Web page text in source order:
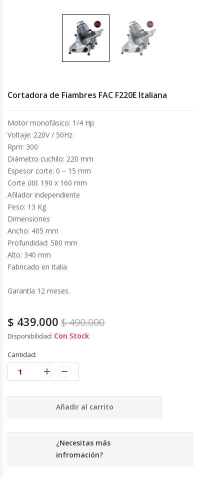
Encimeras Eléctricas
Congeladoras Tapa Dura
Congeladores Verticales
Coolers / Visicoolers
Cortadoras De Fiambre
Cortadoras De Huesos
Cutters
Dispensadores De Salsas
Exhibidoras De Productos Calientes
Expendedoras De Jugo
Exprimidor De Naranjas
Exprimidoras De Cítricos
Extractoras De Jugos
Fabricadoras De Hielo
Cortadora de Fiambres FAC F220E Italiana
Motor monofásico: 1/4 Hp
Voltaje: 220V / 50Hz
Rpm: 300
Diámetro cuchilo: 220 mm
Espesor corte: 0 – 15 mm
Corte útil: 190 x 160 mm
Afilador independiente
Peso: 13 Kg
Dimensiones
Ancho: 405 mm
Profundidad: 580 mm
Alto: 340 mm
Fabricado en Italia
Garantía 12 meses.
$490.000
$ 439.000
Disponibilidad: Con Stock
Cantidad:
Añadir al carrito
¿Necesitas más
infromación?